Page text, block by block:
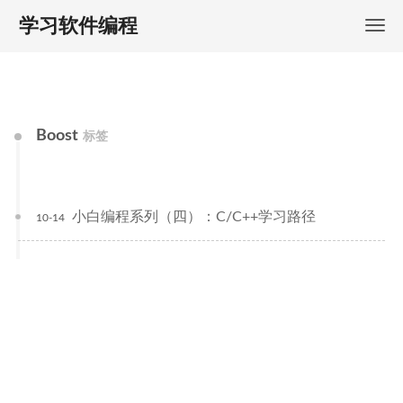
学习软件编程
Boost 标签
小白编程系列（四）：C/C++学习路径
10-14